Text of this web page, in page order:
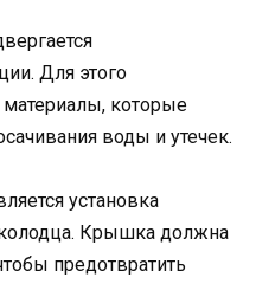
Для этого
которые
воды и утечек.
установка
Крышка должна
предотвратить